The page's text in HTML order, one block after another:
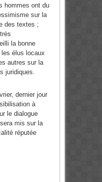
hommes ont du
sur la
des textes ;
la bonne
élus locaux
autres sur la
juridiques.
dernier jour
à
le dialogue
mis sur la
réputée